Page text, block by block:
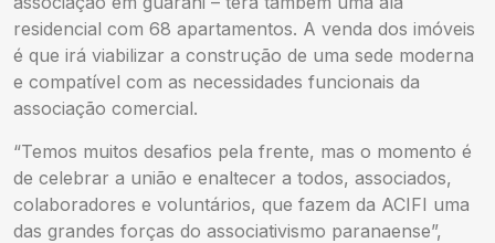
residencial com 68 apartamentos. A venda dos imóveis
é que irá viabilizar a construção de uma sede moderna
e compatível com as necessidades funcionais da
associação comercial.
“Temos muitos desafios pela frente, mas o momento é
de celebrar a união e enaltecer a todos, associados,
colaboradores e voluntários, que fazem da ACIFI uma
das grandes forças do associativismo paranaense”,